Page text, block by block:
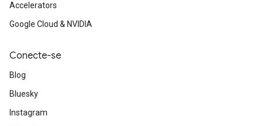
Accelerators
Google Cloud & NVIDIA
Conecte-se
Blog
Bluesky
Instagram